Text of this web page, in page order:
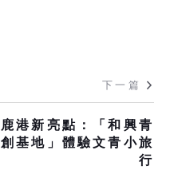
下一篇
鹿港新亮點：「和興青
創基地」體驗文青小旅
行